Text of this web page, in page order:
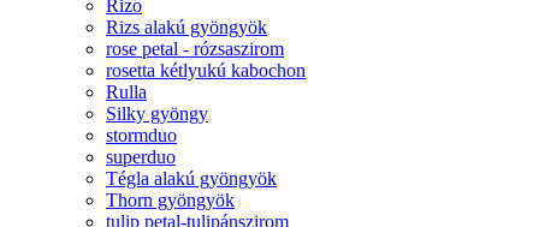
Rizo
Rizs alakú gyöngyök
rose petal - rózsaszirom
rosetta kétlyukú kabochon
Rulla
Silky gyöngy
stormduo
superduo
Tégla alakú gyöngyök
Thorn gyöngyök
tulip petal-tulipánszirom